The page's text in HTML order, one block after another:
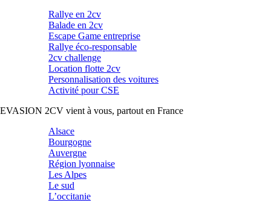
Rallye en 2cv
Balade en 2cv
Escape Game entreprise
Rallye éco-responsable
2cv challenge
Location flotte 2cv
Personnalisation des voitures
Activité pour CSE
EVASION 2CV vient à vous, partout en France
Alsace
Bourgogne
Auvergne
Région lyonnaise
Les Alpes
Le sud
L’occitanie